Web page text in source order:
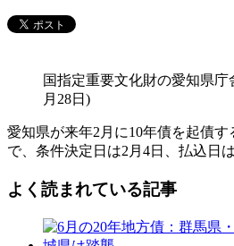
国指定重要文化財の愛知県庁
月28日)
愛知県が来年2月に10年債を起債
で、条件決定日は2月4日、払込日
よく読まれている記事